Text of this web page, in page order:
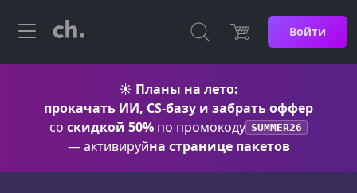
Войти
☀️ Планы на лето:
прокачать ИИ, CS-базу и забрать оффер
со скидкой 50% по промокоду SUMMER26
— активируйна странице пакетов